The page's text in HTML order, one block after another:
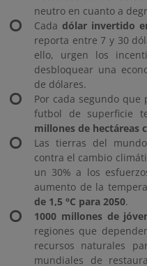
neutro en cuanto a
Cada dólar invertido
reporta entre 7 y 30
ello, urgen los
desbloquear una
de dólares.
Por cada segundo que
futbol de superficie
millones de hectáreas
Las tierras del
contra el cambio
un 30% a los
aumento de la
de 1,5 °C para 2050.
1000 millones de
regiones que
recursos naturales
mundiales de